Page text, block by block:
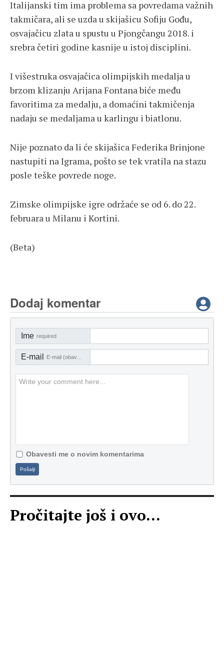
Italijanski tim ima problema sa povredama važnih
takmičara, ali se uzda u skijašicu Sofiju Gođu,
osvajačicu zlata u spustu u Pjongčangu 2018. i
srebra četiri godine kasnije u istoj disciplini.
I višestruka osvajačica olimpijskih medalja u
brzom klizanju Arijana Fontana biće među
favoritima za medalju, a domaćini takmičenja
nadaju se medaljama u karlingu i biatlonu.
Nije poznato da li će skijašica Federika Brinjone
nastupiti na Igrama, pošto se tek vratila na stazu
posle teške povrede noge.
Zimske olimpijske igre održaće se od 6. do 22.
februara u Milanu i Kortini.
(Beta)
Dodaj komentar
Ime required
E-mail E-mail (obavezno)
Obavesti me o novim komentarima
Pošalji
Pročitajte još i ovo...